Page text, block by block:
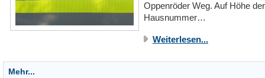
Oppenröder Weg. Auf Höhe der
Hausnummer…
Weiterlesen...
Mehr...